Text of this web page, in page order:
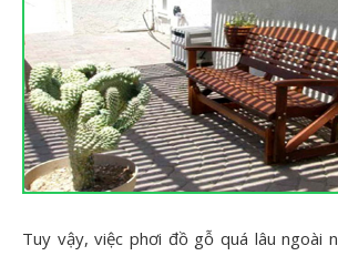
Tuy vậy, việc phơi đồ gỗ quá lâu ngoài